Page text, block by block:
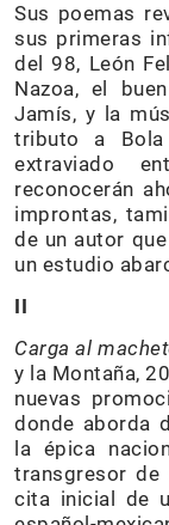
Sus poemas
sus primeras
del 98, León
Nazoa, el
Jamís, y la
tributo a Bola
extraviado
reconocerán
improntas,
de un autor
un estudio
II
Carga al
y la Montaña,
nuevas
donde aborda
la épica
transgresor
cita inicial de